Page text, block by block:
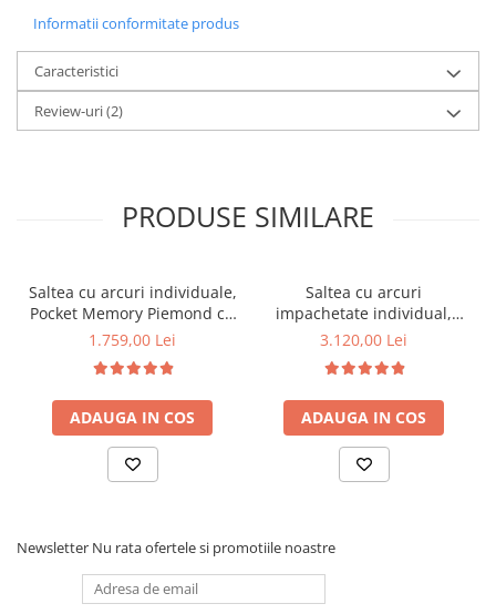
Informatii conformitate produs
Caracteristici
Review-uri(2)
PRODUSE SIMILARE
Saltea cu arcuri individuale,
Pocket Memory Piemond cu
topper, 160x200x32cm,
memory foam 2,5 cm, husa
matlasata, sistem de
aerisire perimetral,
greutate maxima sustinuta
100 kg/utilizator, Saltex
1.759,00 Lei
ADAUGA IN COS
Saltea cu arcuri
impachetate individual,
Neptun Memory Pocket
zone de confort, spuma
poliuretanica HR, memory
foam 4 cm, husa detasabila
3D, hipoalergenica,
fermitate medie, Saltsib
3.120,00 Lei
ADAUGA IN COS
Newsletter Nu rata ofertele si promotiile noastre